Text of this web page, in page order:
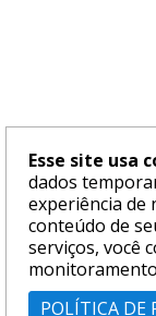
E-mail:
Esse site usa
dados
experiência de
conteúdo de
serviços, você
POLÍTICA DE